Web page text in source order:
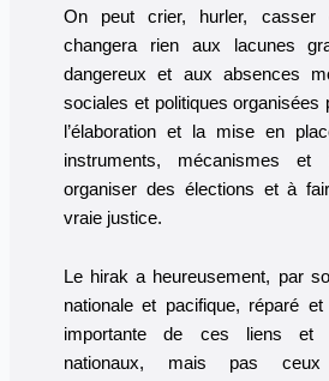
On peut crier, hurler,
changera rien aux lacunes
dangereux et aux absences
sociales et politiques organisées
l’élaboration et la mise en
instruments, mécanismes
organiser des élections et à
vraie justice.
Le hirak a heureusement, par
nationale et pacifique, réparé
importante de ces liens et
nationaux, mais pas ceux